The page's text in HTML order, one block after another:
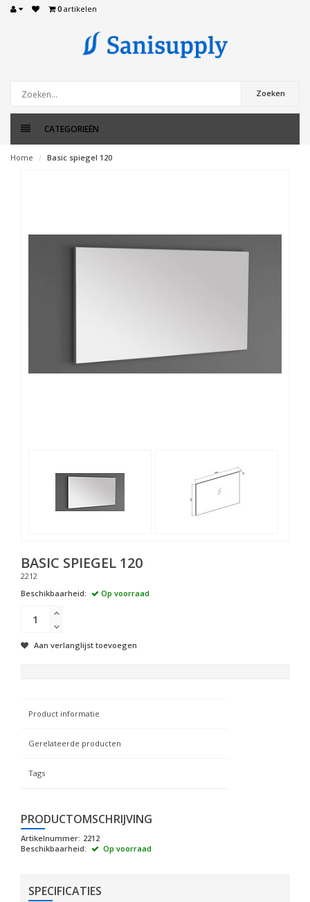
0 artikelen
Zoeken
CATEGORIEËN
Home Basic spiegel 120
BASIC SPIEGEL 120
2212
Beschikbaarheid:
Op voorraad
Aan verlanglijst toevoegen
Product informatie
Gerelateerde producten
Tags
PRODUCTOMSCHRIJVING
Artikelnummer: 2212
Beschikbaarheid:
Op voorraad
SPECIFICATIES